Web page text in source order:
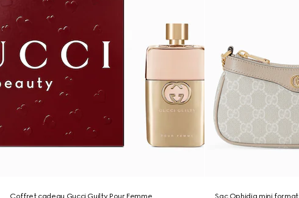
Coffret cadeau Gucci Guilty Pour Femme
Sac Ophidia mini format